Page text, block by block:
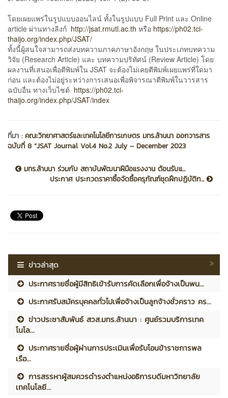
โดยเผยแพร่ในรูปแบบออนไลน์ ทั้งในรูปแบบ Full Print และ Online
article ผ่านทางลิงก์ http://jsat.rmutl.ac.th หรือ https://ph02.tci-
thaijo.org/index.php/JSAT/
ทั้งนี้ผู้สนใจสามารถส่งบทความภาคภาษาอังกฤษ ในประเภทบทความ
วิจัย (Research Article) และ บทความปริทัศน์ (Review Article) โดย
ผลงานที่เสนอเพื่อตีพิมพ์ใน JSAT จะต้องไม่เคยตีพิมพ์เผยแพร่ที่ใดมา
ก่อน และต้องไม่อยู่ระหว่างการเสนอเพื่อพิจารณาตีพิมพ์ในวารสาร
ฉบับอื่น ทางเว็บไซต์ https://ph02.tci-
thaijo.org/index.php/JSAT/index
ที่มา : คณะวิทยาศาสตร์และเทคโนโลยีการเกษตร มทร.ล้านนา ออกวารสาร
ฉบับที่ 8 “JSAT Journal Vol.4 No.2 July – December 2023
มทร.ล้านนา ร่วมกับ สถาบันพัฒนาฝีมือแรงงาน ต้อนรับแ...
ประกาศ ประกวดราคาซื้อจัดซื้อครุภัณฑ์ชุดฝึกปฏิบัติก...
ข่าวล่าสุด
ประกาศรายชื่อผู้มีสิทธิเข้ารับการคัดเลือกเพื่อจ้างเป็นพน...
ประกาศรับสมัครบุคคลทั่วไปเพื่อจ้างเป็นลูกจ้างชั่วคราว คร...
ข่าวประชาสัมพันธ์ สวส.มทร.ล้านนา : ศูนย์รวมบริการเทค
โนโล...
ประกาศรายชื่อผู้ผ่านการประเมินเพื่อรับโอนข้าราชการพล
เรือ...
การสรรหาผู้สมควรดำรงตำแหน่งอธิการบดีมหาวิทยาลัย
เทคโนโลยี...